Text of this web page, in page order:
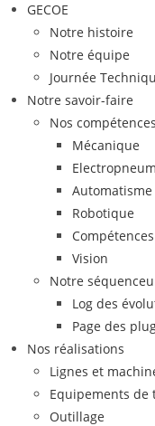
GECOE
Notre histoire
Notre équipe
Journée
Notre savoir-faire
Nos compétences
Mécanique
Automatisme
Robotique
Vision
Notre
Log des
Page des
Nos réalisations
Lignes et
Equipements de
Outillage